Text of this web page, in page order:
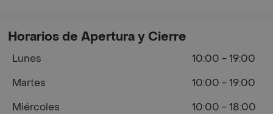
Horarios de Apertura y Cierre
Lunes
10:00 - 19:00
Martes
10:00 - 19:00
Miércoles
10:00 - 18:00